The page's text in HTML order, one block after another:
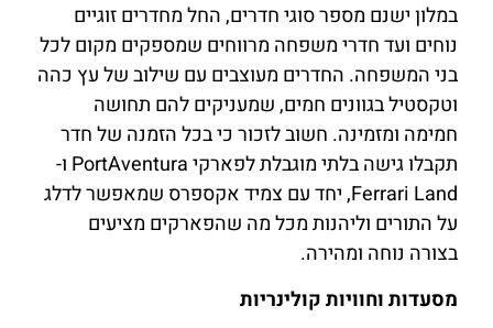
במלון ישנם מספר סוגי חדרים, החל מחדרים זוגיים
נוחים ועד חדרי משפחה מרווחים שמספקים מקום לכל
בני המשפחה. החדרים מעוצבים עם שילוב של עץ כהה
וטקסטיל בגוונים חמים, שמעניקים להם תחושה
חמימה ומזמינה. חשוב לזכור כי בכל הזמנה של חדר
תקבלו גישה בלתי מוגבלת לפארקי PortAventura ו-
Ferrari Land, יחד עם צמיד אקספרס שמאפשר לדלג
על התורים וליהנות מכל מה שהפארקים מציעים
בצורה נוחה ומהירה.
מסעדות וחוויות קולינריות